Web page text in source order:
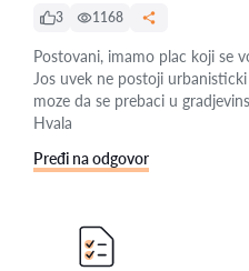
3 1168
Postovani, imamo plac koji se
Jos uvek ne postoji
moze da se prebaci u
Hvala
Pređi na odgovor